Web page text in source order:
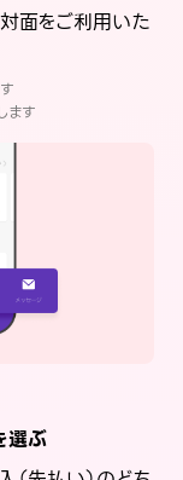
対面をご利用いた
ます
選ぶ